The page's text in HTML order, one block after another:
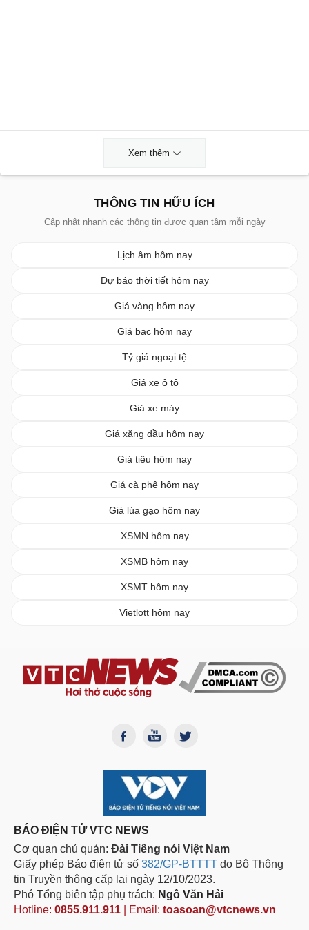
Xem thêm
THÔNG TIN HỮU ÍCH
Cập nhật nhanh các thông tin được quan tâm mỗi ngày
Lịch âm hôm nay
Dự báo thời tiết hôm nay
Giá vàng hôm nay
Giá bạc hôm nay
Tỷ giá ngoại tệ
Giá xe ô tô
Giá xe máy
Giá xăng dầu hôm nay
Giá tiêu hôm nay
Giá cà phê hôm nay
Giá lúa gạo hôm nay
XSMN hôm nay
XSMB hôm nay
XSMT hôm nay
Vietlott hôm nay
BÁO ĐIỆN TỬ VTC NEWS
Cơ quan chủ quản: Đài Tiếng nói Việt Nam
Giấy phép Báo điện tử số 382/GP-BTTTT do Bộ Thông
tin Truyền thông cấp lại ngày 12/10/2023.
Phó Tổng biên tập phụ trách: Ngô Văn Hải
Hotline: 0855.911.911 | Email: toasoan@vtcnews.vn